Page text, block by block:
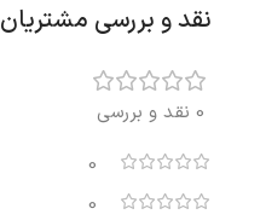
نقد و بررسی مشتریان
0 نقد و بررسی
0
0